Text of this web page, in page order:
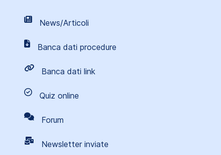
News/Articoli
Banca dati procedure
Banca dati link
Quiz online
Forum
Newsletter inviate